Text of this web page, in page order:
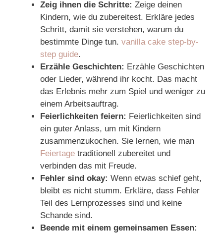
Zeig ihnen die Schritte: Zeige deinen
Kindern, wie du zubereitest. Erkläre jedes
Schritt, damit sie verstehen, warum du
bestimmte Dinge tun. vanilla cake step-by-
step guide.
Erzähle Geschichten: Erzähle Geschichten
oder Lieder, während ihr kocht. Das macht
das Erlebnis mehr zum Spiel und weniger zu
einem Arbeitsauftrag.
Feierlichkeiten feiern: Feierlichkeiten sind
ein guter Anlass, um mit Kindern
zusammenzukochen. Sie lernen, wie man
Feiertage traditionell zubereitet und
verbinden das mit Freude.
Fehler sind okay: Wenn etwas schief geht,
bleibt es nicht stumm. Erkläre, dass Fehler
Teil des Lernprozesses sind und keine
Schande sind.
Beende mit einem gemeinsamen Essen: